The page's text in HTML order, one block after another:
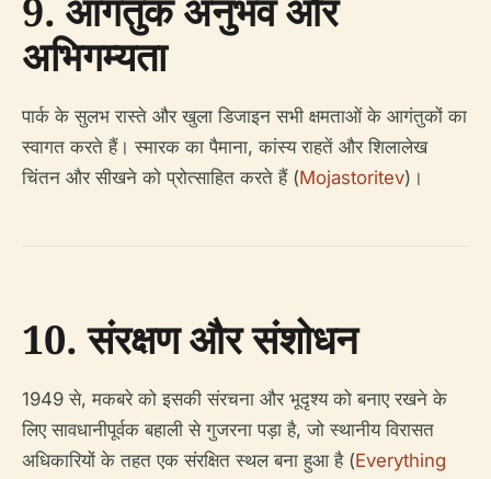
9. आगंतुक अनुभव और
अभिगम्यता
पार्क के सुलभ रास्ते और खुला डिजाइन सभी क्षमताओं के आगंतुकों का
स्वागत करते हैं। स्मारक का पैमाना, कांस्य राहतें और शिलालेख
चिंतन और सीखने को प्रोत्साहित करते हैं (Mojastoritev)।
10. संरक्षण और संशोधन
1949 से, मकबरे को इसकी संरचना और भूदृश्य को बनाए रखने के
लिए सावधानीपूर्वक बहाली से गुजरना पड़ा है, जो स्थानीय विरासत
अधिकारियों के तहत एक संरक्षित स्थल बना हुआ है (Everything